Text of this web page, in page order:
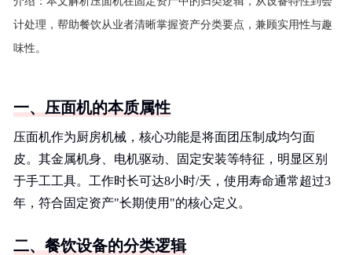
计处理，帮助餐饮从业者清晰掌握资产分类要点，兼顾实用性与趣
味性。
一、压面机的本质属性
压面机作为厨房机械，核心功能是将面团压制成均匀面
皮。其金属机身、电机驱动、固定安装等特征，明显区别
于手工工具。工作时长可达8小时/天，使用寿命通常超过3
年，符合固定资产"长期使用"的核心定义。
二、餐饮设备的分类逻辑